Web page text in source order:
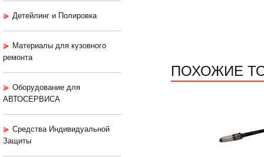
Детейлинг и Полировка
Материалы для кузовного
ремонта
Оборудование для
АВТОСЕРВИСА
Средства Индивидуальной
Защиты
ПОХОЖИЕ